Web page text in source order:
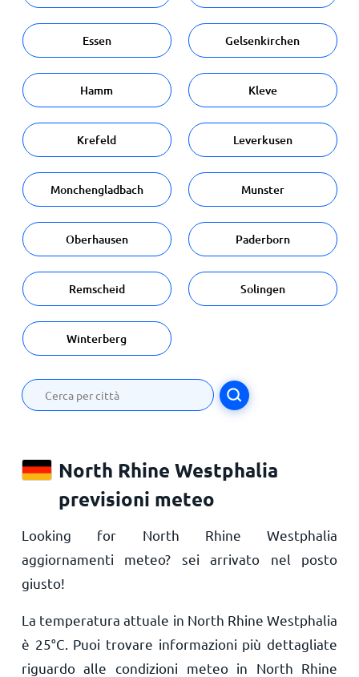
Essen Gelsenkirchen
Hamm Kleve
Krefeld Leverkusen
Monchengladbach Munster
Oberhausen Paderborn
Remscheid Solingen
Winterberg
North Rhine Westphalia
previsioni meteo
Looking for North Rhine Westphalia
aggiornamenti meteo? sei arrivato nel posto
giusto!
La temperatura attuale in North Rhine Westphalia
è 25°C . Puoi trovare informazioni più dettagliate
riguardo alle condizioni meteo in North Rhine